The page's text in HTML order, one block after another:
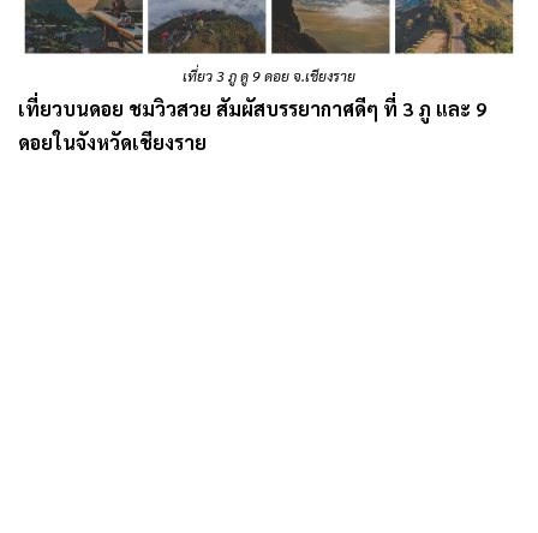
เที่ยว 3 ภู ดู 9 ดอย จ.เชียงราย
เที่ยวบนดอย ชมวิวสวย สัมผัสบรรยากาศดีๆ ที่ 3 ภู และ 9
ดอยในจังหวัดเชียงราย